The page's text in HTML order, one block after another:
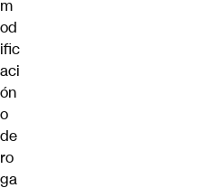
m
od
ific
aci
ón
o
de
ro
ga